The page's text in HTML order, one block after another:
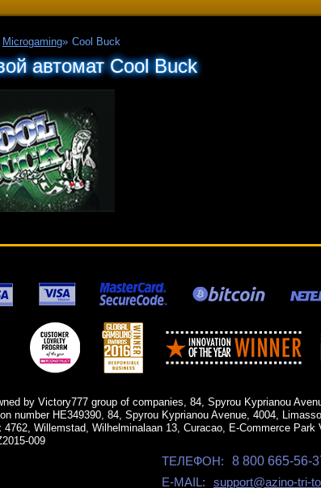
Microgaming» Cool Buck
автомат Cool Buck
by Victory777 group of companies, 84, Spyrou Kyprianou
number HE349390, 84, Spyrou Kyprianou Avenue, 4004,
4762, Willemstad, Wilhelminalaan 13, Curacao, E-Commerce
009
ТЕЛЕФОН:
8 800 665-56-
E-MAIL:
support@azino-tri-